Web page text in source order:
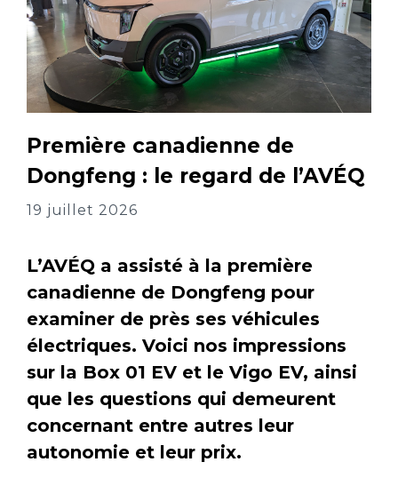
Première canadienne de
Dongfeng : le regard de l’AVÉQ
19 juillet 2026
L’AVÉQ a assisté à la première
canadienne de Dongfeng pour
examiner de près ses véhicules
électriques. Voici nos impressions
sur la Box 01 EV et le Vigo EV, ainsi
que les questions qui demeurent
concernant entre autres leur
autonomie et leur prix.